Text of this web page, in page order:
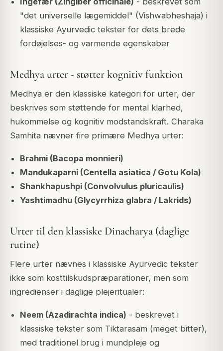
"det universelle lægemiddel" (Vishwabheshaja) i
klassiske Ayurvedic tekster for dets brede
fordøjelses- og varmende egenskaber
Medhya urter - støtter kognitiv funktion
Medhya er den klassiske kategori for urter, der
beskrives som støttende for mental klarhed,
hukommelse og kognitiv modstandskraft. Charaka
Samhita nævner fire primære Medhya urter:
Brahmi (Bacopa monnieri)
Mandukaparni (Centella asiatica / Gotu Kola)
Shankhapushpi (Convolvulus pluricaulis)
Yashtimadhu (Glycyrrhiza glabra / Lakrids)
Urter til den klassiske Dinacharya (daglige
rutine)
Flere urter nævnes i klassiske Ayurvedic tekster
ikke som kosttilskudspræparationer, men som
ingredienser i daglige plejeritualer:
Neem (Azadirachta indica) - beskrevet i
klassiske tekster som Tiktarasam (meget bitter),
med traditionel brug i mundpleje og